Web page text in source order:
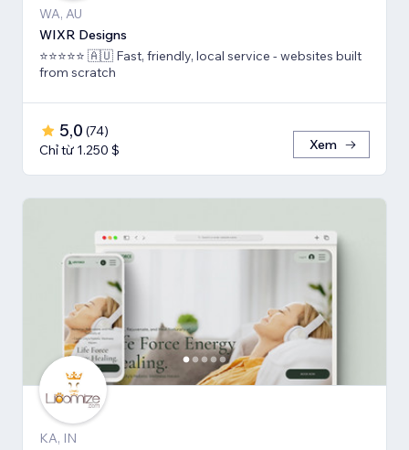
WA, AU
WIXR Designs
⭐️⭐️⭐️⭐️⭐️ 🇦🇺 Fast, friendly, local service - websites built
from scratch
5,0 (74)
Chỉ từ 1.250 $
Xem
KA, IN